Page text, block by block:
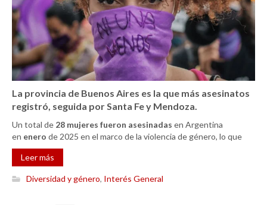
La provincia de Buenos Aires es la que más asesinatos
registró, seguida por Santa Fe y Mendoza.
Un total de 28 mujeres fueron asesinadas en Argentina
en enero de 2025 en el marco de la violencia de género, lo que
Leer más
Diversidad y género, Interés General